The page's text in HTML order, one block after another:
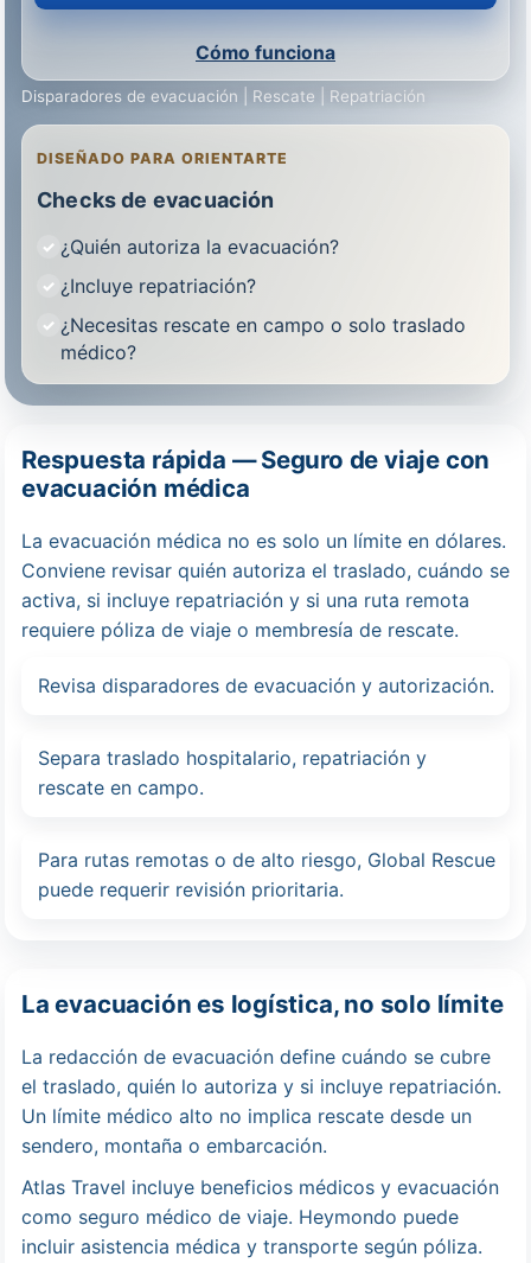
Cómo funciona
Disparadores de evacuación | Rescate | Repatriación
DISEÑADO PARA ORIENTARTE
Checks de evacuación
¿Quién autoriza la evacuación?
¿Incluye repatriación?
¿Necesitas rescate en campo o solo traslado
médico?
Respuesta rápida — Seguro de viaje con
evacuación médica
La evacuación médica no es solo un límite en dólares.
Conviene revisar quién autoriza el traslado, cuándo se
activa, si incluye repatriación y si una ruta remota
requiere póliza de viaje o membresía de rescate.
Revisa disparadores de evacuación y autorización.
Separa traslado hospitalario, repatriación y
rescate en campo.
Para rutas remotas o de alto riesgo, Global Rescue
puede requerir revisión prioritaria.
La evacuación es logística, no solo límite
La redacción de evacuación define cuándo se cubre
el traslado, quién lo autoriza y si incluye repatriación.
Un límite médico alto no implica rescate desde un
sendero, montaña o embarcación.
Atlas Travel incluye beneficios médicos y evacuación
como seguro médico de viaje. Heymondo puede
incluir asistencia médica y transporte según póliza.